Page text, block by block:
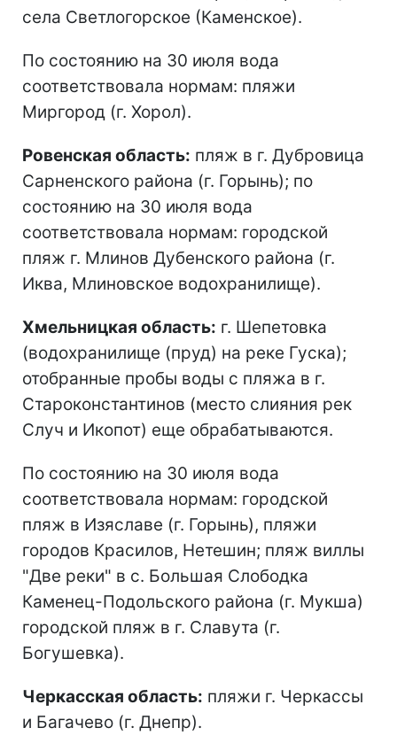
села Светлогорское (Каменское).
По состоянию на 30 июля вода
соответствовала нормам: пляжи
Миргород (г. Хорол).
Ровенская область: пляж в г. Дубровица
Сарненского района (г. Горынь); по
состоянию на 30 июля вода
соответствовала нормам: городской
пляж г. Млинов Дубенского района (г.
Иква, Млиновское водохранилище).
Хмельницкая область: г. Шепетовка
(водохранилище (пруд) на реке Гуска);
отобранные пробы воды с пляжа в г.
Староконстантинов (место слияния рек
Случ и Икопот) еще обрабатываются.
По состоянию на 30 июля вода
соответствовала нормам: городской
пляж в Изяславе (г. Горынь), пляжи
городов Красилов, Нетешин; пляж виллы
"Две реки" в с. Большая Слободка
Каменец-Подольского района (г. Мукша)
городской пляж в г. Славута (г.
Богушевка).
Черкасская область: пляжи г. Черкассы
и Багачево (г. Днепр).